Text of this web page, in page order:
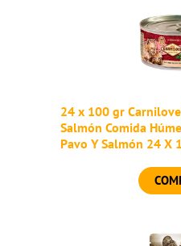
24 x 100 gr
Salmón Comida
Pavo Y Salmón 24 X